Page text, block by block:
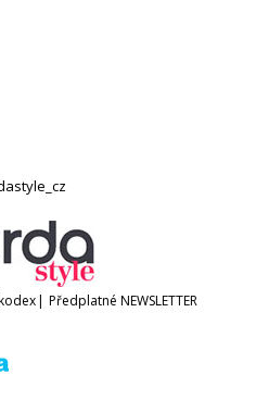
| Předplatné NEWSLETTER